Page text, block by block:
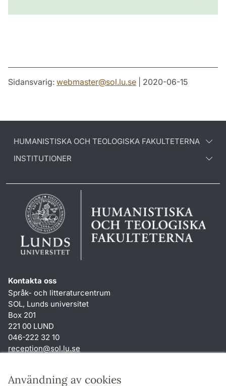
Användning av cookies
Sidansvarig: webmaster@sol.lu.se | 2020-06-15
HUMANISTISKA OCH TEOLOGISKA FAKULTETERNA
INSTITUTIONER
Kontakta oss
Språk- och litteraturcentrum
SOL, Lunds universitet
Box 201
221 00 LUND
046-222 32 10
reception@sol.lu.se
Genvägar